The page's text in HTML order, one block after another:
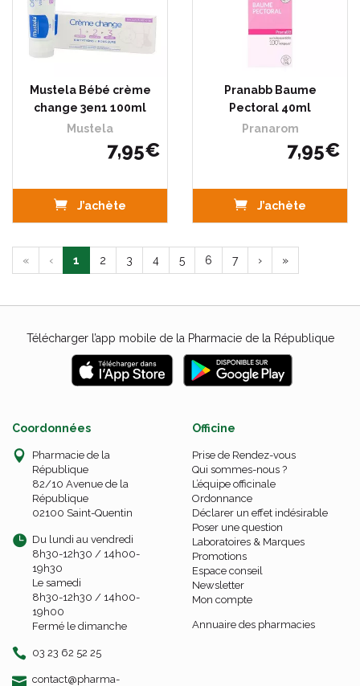
Mustela Bébé crème
change 3en1 100ml
Mustela
7,95€
J’achète
Pranabb Baume
Pectoral 40ml
Pranarom
7,95€
J’achète
« ‹ 1 2 3 4 5 6 7 › »
Télécharger l’app mobile de la Pharmacie de la République
Coordonnées
Pharmacie de la
République
82/10 Avenue de la
République
02100 Saint-Quentin
Du lundi au vendredi
8h30-12h30 / 14h00-
19h30
Le samedi
8h30-12h30 / 14h00-
19h00
Fermé le dimanche
03 23 62 52 25
contact-
@-
pharma-
Officine
Prise de Rendez-vous
Qui sommes-nous ?
L’équipe officinale
Ordonnance
Déclarer un effet indésirable
Poser une question
Laboratoires & Marques
Promotions
Espace conseil
Newsletter
Mon compte
Annuaire des pharmacies